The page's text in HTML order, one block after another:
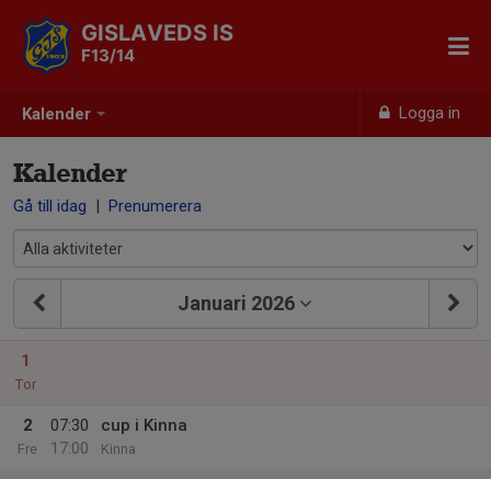
Kalender Logga in
GISLAVEDS IS
F13/14
Kalender
Gå till idag | Prenumerera
Januari 2026
1
Tor
2
Fre
07:30
17:00
cup i Kinna
Kinna